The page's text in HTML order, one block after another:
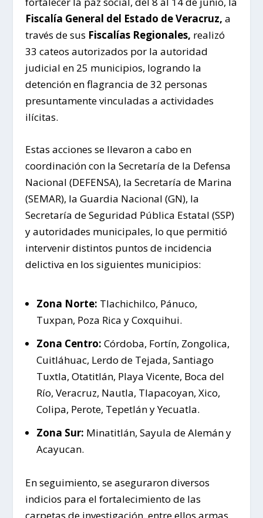
Fiscalía General del Estado de Veracruz, a
través de sus Fiscalías Regionales, realizó
33 cateos autorizados por la autoridad
judicial en 25 municipios, logrando la
detención en flagrancia de 32 personas
presuntamente vinculadas a actividades
ilícitas.
Estas acciones se llevaron a cabo en
coordinación con la Secretaría de la Defensa
Nacional (DEFENSA), la Secretaría de Marina
(SEMAR), la Guardia Nacional (GN), la
Secretaría de Seguridad Pública Estatal (SSP)
y autoridades municipales, lo que permitió
intervenir distintos puntos de incidencia
delictiva en los siguientes municipios:
Zona Norte: Tlachichilco, Pánuco,
Tuxpan, Poza Rica y Coxquihui.
Zona Centro: Córdoba, Fortín, Zongolica,
Cuitláhuac, Lerdo de Tejada, Santiago
Tuxtla, Otatitlán, Playa Vicente, Boca del
Río, Veracruz, Nautla, Tlapacoyan, Xico,
Colipa, Perote, Tepetlán y Yecuatla.
Zona Sur: Minatitlán, Sayula de Alemán y
Acayucan.
En seguimiento, se aseguraron diversos
indicios para el fortalecimiento de las